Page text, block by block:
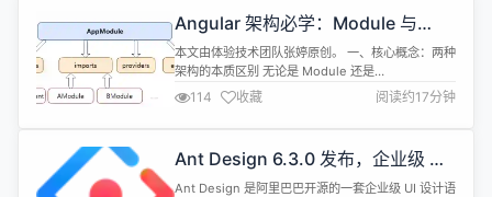
细腻刻画写实场景，包括人物/自然/建筑等。 更...
Angular 架构必学：Module 与
Standalone 的核心差异与革新
本文由体验技术团队张婷原创。 一、核心概念：两种
架构的本质区别 无论是 Module 还是
Standalone，核心目标都是解决 Angular 应用中组
件、指令、管道、服务的组织、依赖管理与复用问
题，只是实现方式截然不同。 1. 传统架构：
的模块化方案，本质是一个"功能容器"，通过装饰...
114 收藏 阅读约17分钟
Ant Design 6.3.0 发布，企业级 UI
设计语言和 React 实现
Ant Design 是阿里巴巴开源的一套企业级 UI 设计语